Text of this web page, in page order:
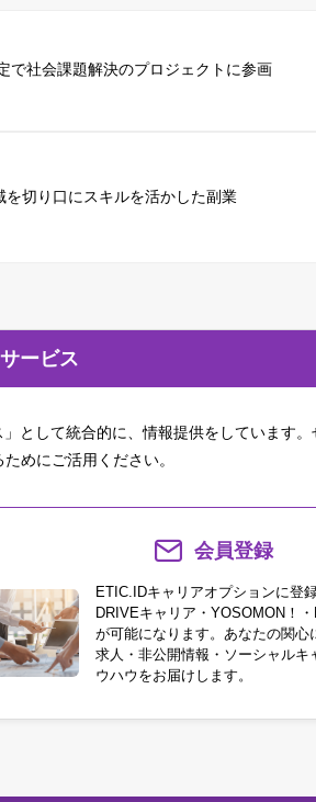
で社会課題解決のプロジェクトに参画
を切り口に スキルを活かした副業
ービス
として統合的に、情報提供をしています。
めにご活用ください。
会員登録
ETIC.IDキャリアオプションに登
DRIVEキャリア・YOSOMON！
が可能になります。あなたの関心
求人・非公開情報・ソーシャルキ
ウハウをお届けします。